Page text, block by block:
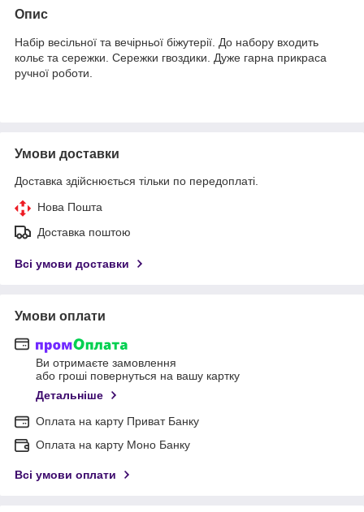
Опис
Набір весільної та вечірньої біжутерії. До набору входить
кольє та сережки. Сережки гвоздики. Дуже гарна прикраса
ручної роботи.
Умови доставки
Доставка здійснюється тільки по передоплаті.
Нова Пошта
Доставка поштою
Всі умови доставки
Умови оплати
Ви отримаєте замовлення
або гроші повернуться на вашу картку
Детальніше
Оплата на карту Приват Банку
Оплата на карту Моно Банку
Всі умови оплати